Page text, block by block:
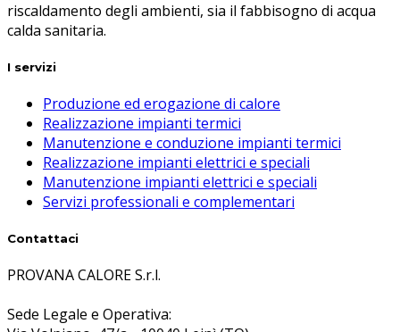
riscaldamento degli ambienti, sia il fabbisogno di acqua
calda sanitaria.
I servizi
Produzione ed erogazione di calore
Realizzazione impianti termici
Manutenzione e conduzione impianti termici
Realizzazione impianti elettrici e speciali
Manutenzione impianti elettrici e speciali
Servizi professionali e complementari
Contattaci
PROVANA CALORE S.r.l.
Sede Legale e Operativa: